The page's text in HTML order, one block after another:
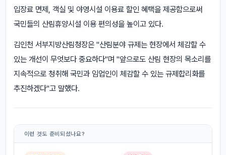
입장료 면제, 객실 및 야영시설 이용료 할인 혜택을 제공함으로써
국민들의 산림휴양시설 이용 편의성을 높이고 있다.
김인천 서부지방산림청장은 "산림분야 규제는 현장에서 체감할 수
있는 개선이 무엇보다 중요하다"며 "앞으로도 산림 현장의 목소리를
지속적으로 청취해 국민과 임업인이 체감할 수 있는 규제합리화를
추진하겠다"고 말했다.
이런 것도 준비되셨나요?